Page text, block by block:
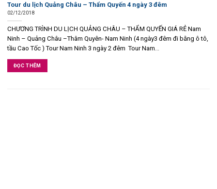
Tour du lịch Quảng Châu – Thẩm Quyến 4 ngày 3 đêm
02/12/2018
CHƯƠNG TRÌNH DU LỊCH QUẢNG CHÂU – THẨM QUYẾN GIÁ RẺ Nam
Ninh – Quảng Châu –Thâm Quyên- Nam Ninh (4 ngày3 đêm đi bằng ô tô,
tầu Cao Tốc ) Tour Nam Ninh 3 ngày 2 đêm Tour Nam...
ĐỌC THÊM